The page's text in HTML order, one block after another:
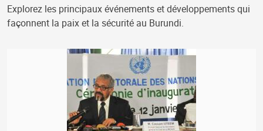
Explorez les principaux événements et développements qui
façonnent la paix et la sécurité au Burundi.